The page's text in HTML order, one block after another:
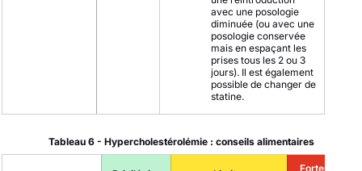
avec une posologie
diminuée (ou avec une
posologie conservée
mais en espaçant les
prises tous les 2 ou 3
jours). Il est également
possible de changer de
statine.
Tableau 6 - Hypercholestérolémie : conseils alimentaires
Fortement